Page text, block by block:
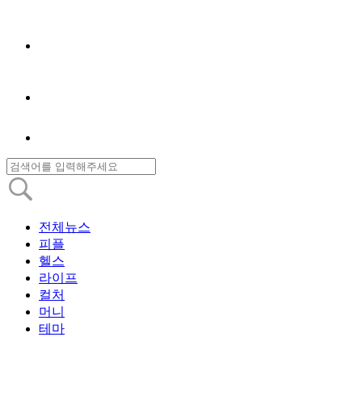
전체뉴스
피플
헬스
라이프
컬처
머니
테마